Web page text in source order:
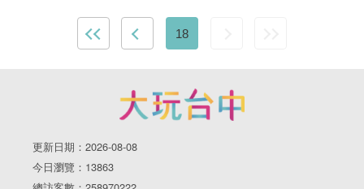
18
更新日期：2026-08-08
今日瀏覽：13863